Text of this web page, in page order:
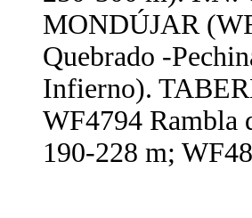
MONDÚJAR
Quebrado -
Infierno).
WF4794 Rambla
190-228 m;